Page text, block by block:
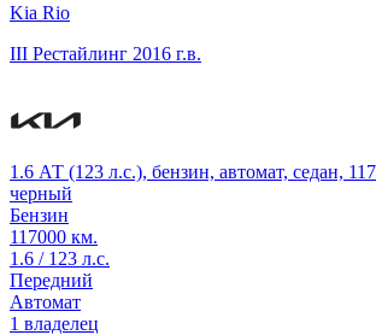
Kia Rio
III Рестайлинг 2016 г.в.
1.6 АТ (123 л.с.), бензин, автомат, седан,
черный
Бензин
117000 км.
1.6 / 123 л.с.
Передний
Автомат
1 владелец